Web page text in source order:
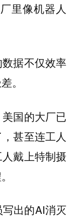
里像机器人
据不仅效率
。
国的大厂已
甚至连工人
戴上特制摄
出的AI消灭